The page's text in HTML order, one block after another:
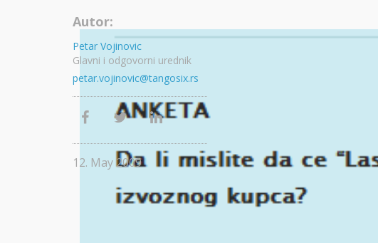
Autor:
Petar Vojinovic
Glavni i odgovorni urednik
petar.vojinovic@tangosix.rs
12. May 2009